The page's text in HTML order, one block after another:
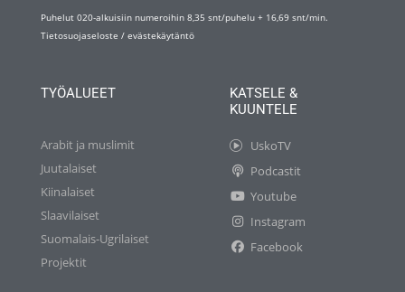
Puhelut 020-alkuisiin numeroihin 8,35 snt/puhelu + 16,69 snt/min.
Tietosuojaseloste / evästekäytäntö
TYÖALUEET
Arabit ja muslimit
Juutalaiset
Kiinalaiset
Slaavilaiset
Suomalais-Ugrilaiset
Projektit
KATSELE &
KUUNTELE
UskoTV
Podcastit
Youtube
Instagram
Facebook